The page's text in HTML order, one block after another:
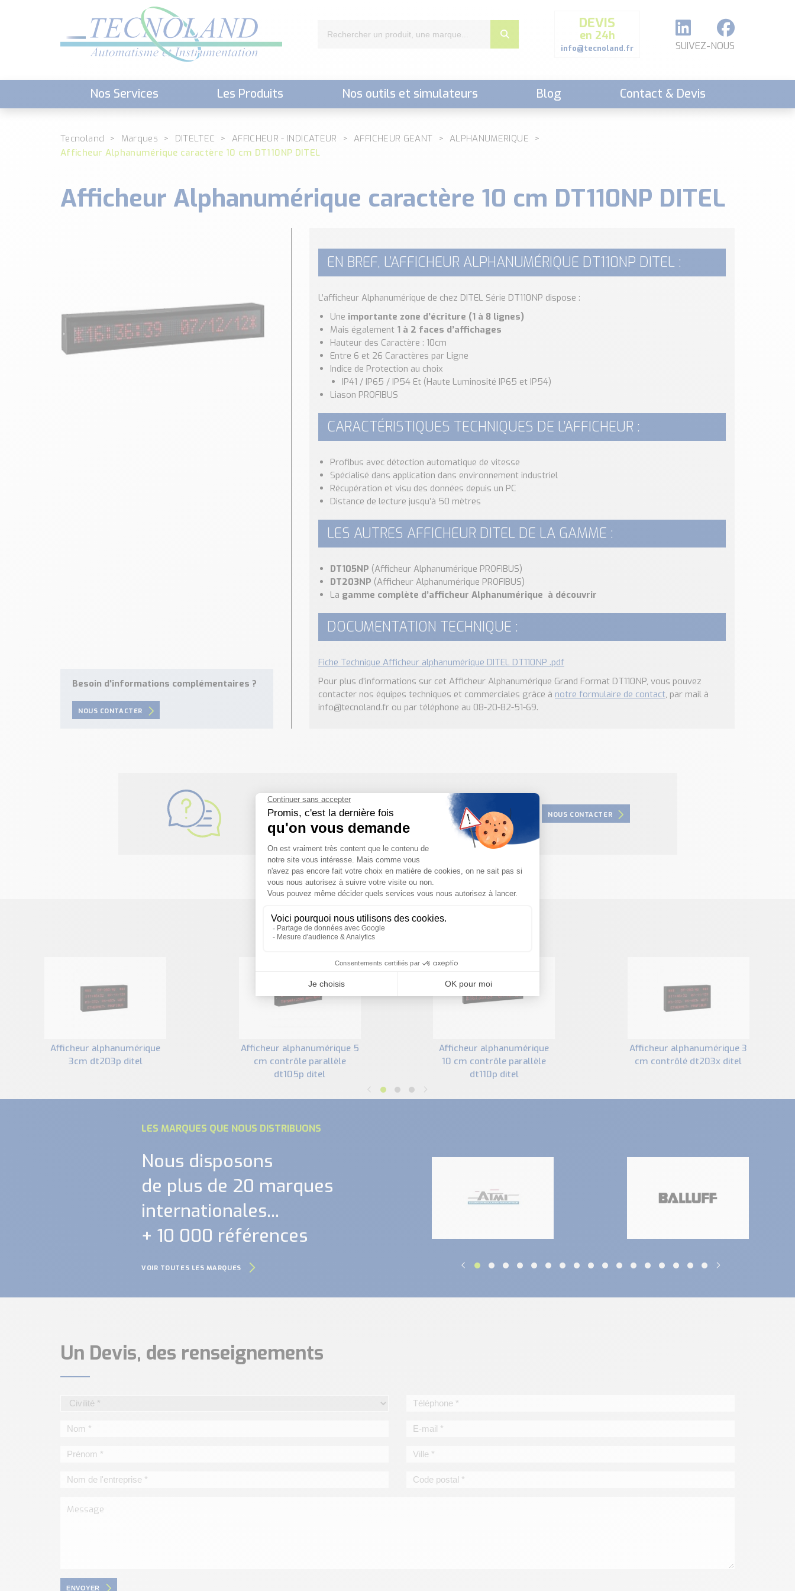
DEVIS
en 24h
info@tecnoland.fr SUIVEZ-NOUS
Nos Services Les Produits Nos outils et simulateurs Blog Contact & Devis
Tecnoland Marques DITELTEC AFFICHEUR - INDICATEUR AFFICHEUR GEANT
ALPHANUMERIQUE
Afficheur Alphanumérique caractère 10 cm DT110NP DITEL
Afficheur Alphanumérique caractère 10 cm DT110NP DITEL
Besoin d'informations complémentaires ?
NOUS CONTACTER
EN BREF, L’AFFICHEUR ALPHANUMÉRIQUE DT110NP DITEL :
L’afficheur Alphanumérique de chez DITEL Série DT110NP dispose :
Une importante zone d’écriture (1 à 8 lignes)
Mais également 1 à 2 faces d’affichages
Hauteur des Caractère : 10cm
Entre 6 et 26 Caractères par Ligne
Indice de Protection au choix
IP41 / IP65 / IP54 Et (Haute Luminosité IP65 et IP54)
Liason PROFIBUS
CARACTÉRISTIQUES TECHNIQUES DE L’AFFICHEUR :
Profibus avec détection automatique de vitesse
Spécialisé dans application dans environnement industriel
Récupération et visu des données depuis un PC
Distance de lecture jusqu’à 50 mètres
LES AUTRES AFFICHEUR DITEL DE LA GAMME :
DT105NP (Afficheur Alphanumérique PROFIBUS)
DT203NP (Afficheur Alphanumérique PROFIBUS)
La gamme complète d’afficheur Alphanumérique à découvrir
DOCUMENTATION TECHNIQUE :
Fiche Technique Afficheur alphanumérique DITEL DT110NP .pdf
Pour plus d’informations sur cet Afficheur Alphanumérique Grand Format DT110NP, vous pouvez
contacter nos équipes techniques et commerciales grâce à notre formulaire de contact, par mail à
info@tecnoland.fr ou par téléphone au 08-20-82-51-69.
Besoin d'aide pour choisir votre produit ?
Nous sommes à votre disposition pour définir votre projet NOUS CONTACTER
PRODUITS SIMILAIRES
afficheur alphanumérique
3cm dt203p ditel
afficheur alphanumérique 5
cm contrôle parallèle
dt105p ditel
afficheur alphanumérique
10 cm contrôle parallèle
dt110p ditel
afficheur alphanumérique 3
cm contrôlé dt203x ditel
LES MARQUES QUE NOUS DISTRIBUONS
Nous disposons
de plus de 20 marques
internationales...
+ 10 000 références
VOIR TOUTES LES MARQUES
Un Devis, des renseignements
ENVOYER